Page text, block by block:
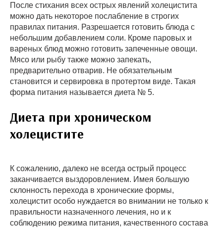
После стихания всех острых явлений холецистита
можно дать некоторое послабление в строгих
правилах питания. Разрешается готовить блюда с
небольшим добавлением соли. Кроме паровых и
вареных блюд можно готовить запеченные овощи.
Мясо или рыбу также можно запекать,
предварительно отварив. Не обязательным
становится и сервировка в протертом виде. Такая
форма питания называется диета № 5.
Диета при хроническом
холецистите
К сожалению, далеко не всегда острый процесс
заканчивается выздоровлением. Имея большую
склонность перехода в хронические формы,
холецистит особо нуждается во внимании не только к
правильности назначенного лечения, но и к
соблюдению режима питания, качественного состава